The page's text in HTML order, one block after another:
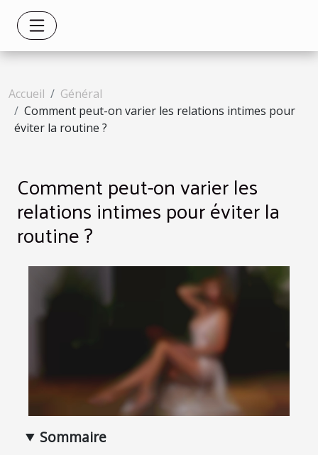
Accueil
Général
Comment peut-on varier les relations intimes pour
éviter la routine ?
Comment peut-on varier les
relations intimes pour éviter la
routine ?
Sommaire